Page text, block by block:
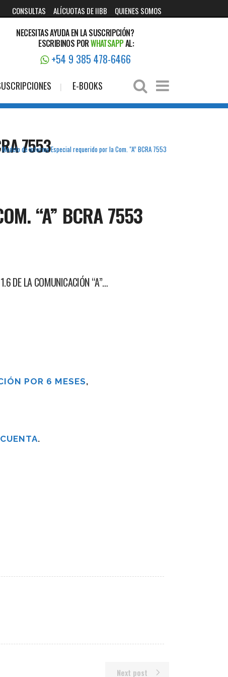
CONSULTAS ALÍCUOTAS DE IIBB QUIENES SOMOS
NECESITAS AYUDA EN LA SUSCRIPCIÓN?
ESCRIBINOS PORWHATSAPPAL:
+54 9 385 478-6466
E-BOOKS
7553
Modelo de Informe Especial requerido por la Com. “A” BCRA 7553
“A” BCRA 7553
DE LA COMUNICACIÓN “A”…
POR 6 MESES,
.
Next post